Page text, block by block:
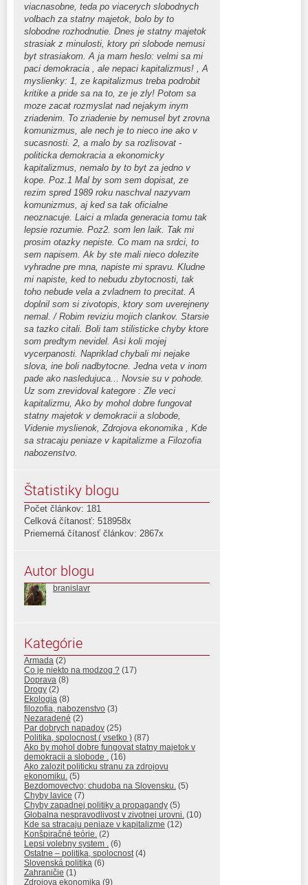
viacnasobne, teda po viacerych slobodnych
volbach za statny majetok, bolo by to
slobodne rozhodnutie. Dnes je statny majetok
strasiak z minulosti, ktory pri slobode nemusi
byt strasiakom. A ja mam heslo: velmi sa mi
paci demokracia , ale nepaci kapitalizmus! , A
myslienky: 1, ze kapitalizmus treba podrobit
kritike a pride sa na to, ze je zly! Potom sa
moze zacat rozmyslat nad nejakym inym
zriadenim. To zriadenie by nemusel byt zrovna
komunizmus, ale nech je to nieco ine ako v
sucasnosti. 2, a malo by sa rozlisovat -
politicka demokracia a ekonomicky
kapitalizmus, nemalo by to byt za jedno v
kope. Poz.1 Mal by som sem dopisat, ze
rezim spred 1989 roku naschval nazyvam
komunizmus, aj ked sa tak oficialne
neoznacuje. Laici a mlada generacia tomu tak
lepsie rozumie. Poz2. som len laik. Tak mi
prosim otazky nepiste. Co mam na srdci, to
sem napisem. Ak by ste mali nieco dolezite
vyhradne pre mna, napiste mi spravu. Kludne
mi napiste, ked to nebudu zbytocnosti, tak
toho nebude vela a zvladnem to precitat. A
doplnil som si zivotopis, ktory som uverejneny
nemal. / Robim reviziu mojich clankov. Starsie
sa tazko citali. Boli tam stilisticke chyby ktore
som predtym nevidel. Asi koli mojej
vycerpanosti. Napriklad chybali mi nejake
slova, ine boli nadbytocne. Jedna veta v inom
pade ako nasledujuca... Novsie su v pohode.
Uz som zrevidoval kategore : Zle veci
kapitalizmu, Ako by mohol dobre fungovat
statny majetok v demokracii a slobode,
Videnie myslienok, Zdrojova ekonomika , Kde
sa stracaju peniaze v kapitalizme a Filozofia
nabozenstvo.
Štatistiky blogu
Počet článkov: 181
Celková čítanosť: 518958x
Priemerná čítanosť článkov: 2867x
Autor blogu
branislavr
Kategórie
Armada (2)
Co je niekto na modzog ? (17)
Doprava (8)
Drogy (2)
Ekologia (8)
filozofia, nabozenstvo (3)
Nezaradené (2)
Par dobrych napadov (25)
Politika, spolocnost ( vsetko ) (87)
Ako by mohol dobre fungovat statny majetok v
demokracii a slobode . (16)
Ako zalozit politicku stranu za zdrojovu
ekonomiku. (5)
Bezdomovectvo; chudoba na Slovensku. (5)
Chyby lavice (7)
Chyby zapadnej politiky a propagandy (5)
Globalna nespravodlivost v zivotnej urovni. (10)
Kde sa stracaju peniaze v kapitalizme (12)
Konšpiračné teórie. (2)
Lepsi volebny system . (6)
Ostatne – politika, spolocnost(4)
Slovenská politika (6)
Zahraničie (1)
Zdrojova ekonomika (9)